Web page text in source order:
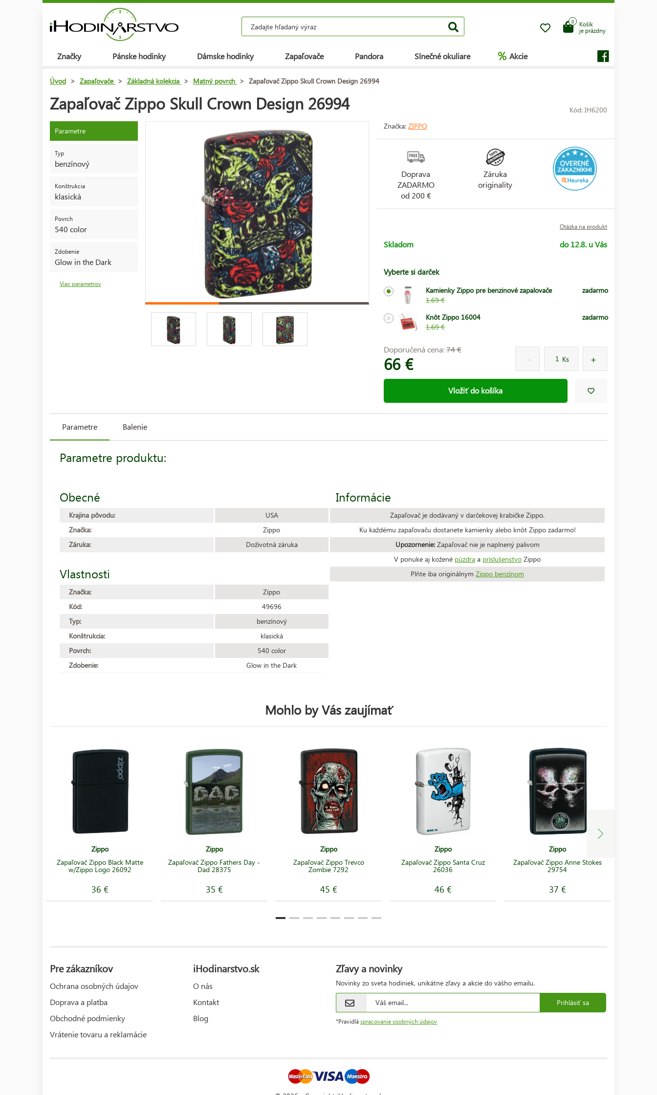
Košík
je prázdny
0
Značky Pánske hodinky Dámske hodinky Zapaľovače Pandora Slnečné okuliare % Akcie
Úvod > Zapaľovače > Základná kolekcia > Matný povrch > Zapaľovač Zippo Skull Crown Design 26994
Zapaľovač Zippo Skull Crown Design 26994 Kód: IH6200
Parametre
Typ
benzínový
Konštrukcia
klasická
Povrch
540 color
Zdobenie
Glow in the Dark
Viac parametrov
Značka: ZIPPO
Doprava
ZADARMO
od 200 €
Záruka
originality
Otázka na produkt
Skladom do 12.8. u Vás
Vyberte si darček
Kamienky Zippo pre benzinové zapalovače
1.69 €
zadarmo
Knôt Zippo 16004
1.69 €
zadarmo
Doporučená cena:74 €
66 € Ks
Vložiť do košíka
Parametre Balenie
Parametre produktu:
Obecné
Krajina pôvodu:
USA
Značka:
Zippo
Záruka:
Doživotná záruka
Vlastnosti
Značka:
Zippo
Kód:
49696
Typ:
benzínový
Konštrukcia:
klasická
Povrch:
540 color
Zdobenie:
Glow in the Dark
Informácie
Zapaľovač je dodávaný v darčekovej krabičke Zippo.
Ku každému zapaľovaču dostanete kamienky alebo knôt Zippo zadarmo!
Upozornenie:Zapaľovač nie je naplnený palivom
V ponuke aj kožené púzdra a príslušenstvo Zippo
Plňte iba originálnym Zippo benzínom
Mohlo by Vás zaujímať
Zippo
Zapaľovač Zippo Black Matte
w/Zippo Logo 26092
36 €
Zippo
Zapaľovač Zippo Fathers Day -
Dad 28375
35 €
Zippo
Zapaľovač Zippo Trevco
Zombie 7292
45 €
Zippo
Zapaľovač Zippo Santa Cruz
26036
46 €
Zippo
Zapaľovač Zippo Anne Stokes
29754
37 €
Pre zákazníkov
Ochrana osobných údajov
Doprava a platba
Obchodné podmienky
Vrátenie tovaru a reklamácie
iHodinarstvo.sk
O nás
Kontakt
Blog
Zľavy a novinky
Novinky zo sveta hodiniek, unikátne zľavy a akcie do vášho emailu.
Prihlásiť sa
*Pravidlá spracovanie osobných údajov